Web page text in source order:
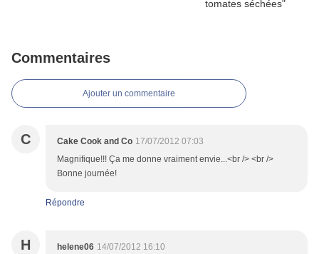
Commentaires
Ajouter un commentaire
C Cake Cook and Co 17/07/2012 07:03
Magnifique!!! Ça me donne vraiment envie...<br /> <br />
Bonne journée!
Répondre
H helene06 14/07/2012 16:10